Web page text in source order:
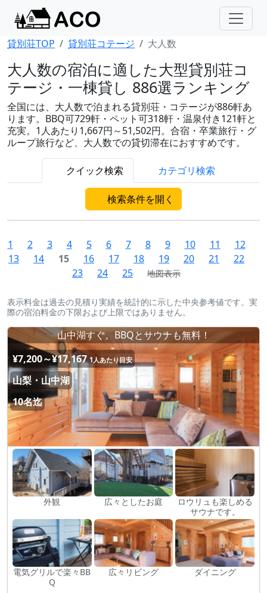
貸別荘TOP 貸別荘コテージ 大人数
大人数の宿泊に適した大型貸別荘コ
テージ・一棟貸し 886選ランキング
全国には、大人数で泊まれる貸別荘・コテージが886軒あ
ります。BBQ可729軒・ペット可318軒・温泉付き121軒と
充実。1人あたり1,667円～51,502円。合宿・卒業旅行・グ
ループ旅行など、大人数での貸切滞在におすすめです。
クイック検索 カテゴリ検索
検索条件を開く
1 2 3 4 5 6 7 8 9 10 11
12
13
14 15 16 17 18 19 20 21
22
23
24 25 地図表示
表示料金は過去の見積り実績を統計的に示した中央参考値です。実
際の宿泊料金の下限および上限ではありません。
山中湖すぐ。BBQとサウナも無料！
¥7,200～¥17,167 1人あたり目安
山梨・山中湖
10名迄
外観 広々としたお庭
ロウリュも楽しめる
サウナです。
電気グリルで楽々BB
Q
広々リビング ダイニング